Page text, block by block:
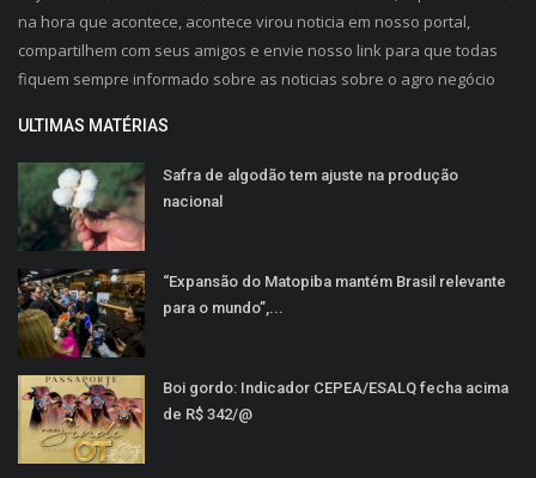
na hora que acontece, acontece virou noticia em nosso portal,
compartilhem com seus amigos e envie nosso link para que todas
fiquem sempre informado sobre as noticias sobre o agro negócio
ULTIMAS MATÉRIAS
Safra de algodão tem ajuste na produção
nacional
“Expansão do Matopiba mantém Brasil relevante
para o mundo”,...
Boi gordo: Indicador CEPEA/ESALQ fecha acima
de R$ 342/@